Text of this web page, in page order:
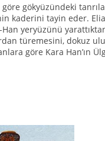
gökyüzündeki
kaderini tayin eder.
yeryüzünü
türemesini, dokuz
göre Kara Han’ın